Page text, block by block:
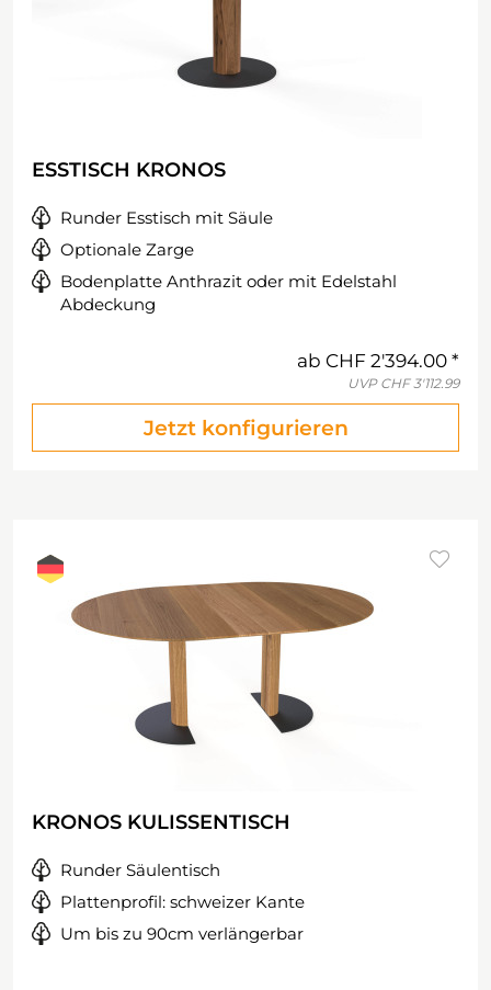
ESSTISCH KRONOS
Runder Esstisch mit Säule
Optionale Zarge
Bodenplatte Anthrazit oder mit Edelstahl
Abdeckung
ab CHF 2'394.00
UVP CHF 3'112.99
Jetzt konfigurieren
KRONOS KULISSENTISCH
Runder Säulentisch
Plattenprofil: schweizer Kante
Um bis zu 90cm verlängerbar